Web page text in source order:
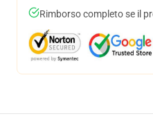
Rimborso completo se il